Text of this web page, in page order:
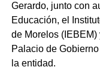
Gerardo, junto con
Educación, el
de Morelos (IEBEM)
Palacio de
la entidad.